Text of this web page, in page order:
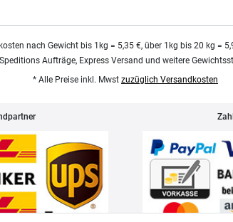
nach Gewicht bis 1kg = 5,35 €, über 1kg bis 20 kg =
Aufträge, Express Versand und weitere
* Alle Preise inkl. Mwst zuzüglich Versandkosten